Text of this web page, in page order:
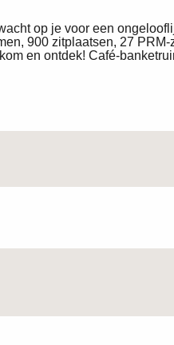
op je voor een
900 zitplaatsen, 27 PRM-
en ontdek! Café-